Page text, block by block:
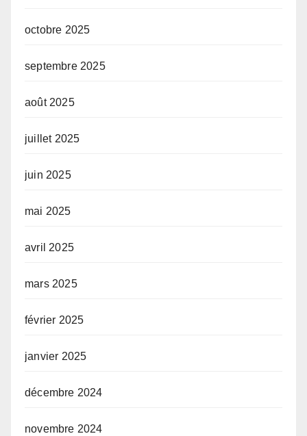
octobre 2025
septembre 2025
août 2025
juillet 2025
juin 2025
mai 2025
avril 2025
mars 2025
février 2025
janvier 2025
décembre 2024
novembre 2024